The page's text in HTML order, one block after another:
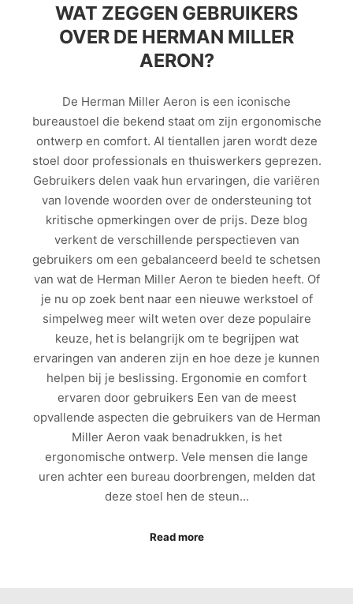
WAT ZEGGEN GEBRUIKERS
OVER DE HERMAN MILLER
AERON?
De Herman Miller Aeron is een iconische
bureaustoel die bekend staat om zijn ergonomische
ontwerp en comfort. Al tientallen jaren wordt deze
stoel door professionals en thuiswerkers geprezen.
Gebruikers delen vaak hun ervaringen, die variëren
van lovende woorden over de ondersteuning tot
kritische opmerkingen over de prijs. Deze blog
verkent de verschillende perspectieven van
gebruikers om een gebalanceerd beeld te schetsen
van wat de Herman Miller Aeron te bieden heeft. Of
je nu op zoek bent naar een nieuwe werkstoel of
simpelweg meer wilt weten over deze populaire
keuze, het is belangrijk om te begrijpen wat
ervaringen van anderen zijn en hoe deze je kunnen
helpen bij je beslissing. Ergonomie en comfort
ervaren door gebruikers Een van de meest
opvallende aspecten die gebruikers van de Herman
Miller Aeron vaak benadrukken, is het
ergonomische ontwerp. Vele mensen die lange
uren achter een bureau doorbrengen, melden dat
deze stoel hen de steun…
Read more